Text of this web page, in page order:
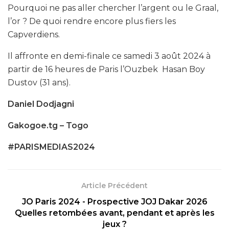
Pourquoi ne pas aller chercher l’argent ou le Graal,
l’or ? De quoi rendre encore plus fiers les
Capverdiens.
Il affronte en demi-finale ce samedi 3 août 2024 à
partir de 16 heures de Paris l’Ouzbek Hasan Boy
Dustov (31 ans).
Daniel Dodjagni
Gakogoe.tg – Togo
#PARISMEDIAS2024
Article Précédent
JO Paris 2024 - Prospective JOJ Dakar 2026
Quelles retombées avant, pendant et après les
jeux ?